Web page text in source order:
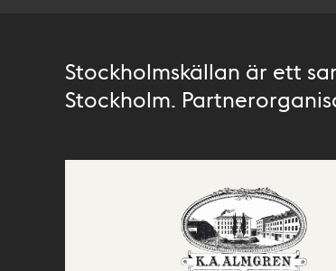
Stockholmskällan är ett
Stockholm.